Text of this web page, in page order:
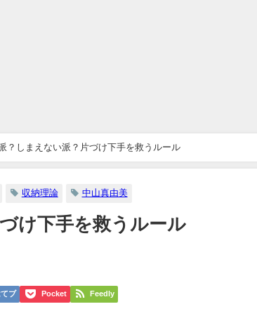
？しまえない派？片づけ下手を救うルール
収納理論 中山真由美
け下手を救うルール
ブ Pocket Feedly